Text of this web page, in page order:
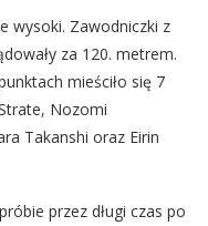
wysoki. Zawodniczki z
za 120. metrem.
mieściło się 7
Nozomi
Takanshi oraz Eirin
przez długi czas po